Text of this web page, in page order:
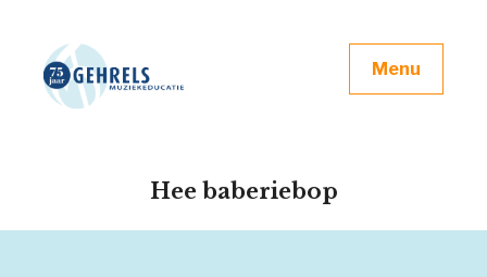
Menu
Hee baberiebop